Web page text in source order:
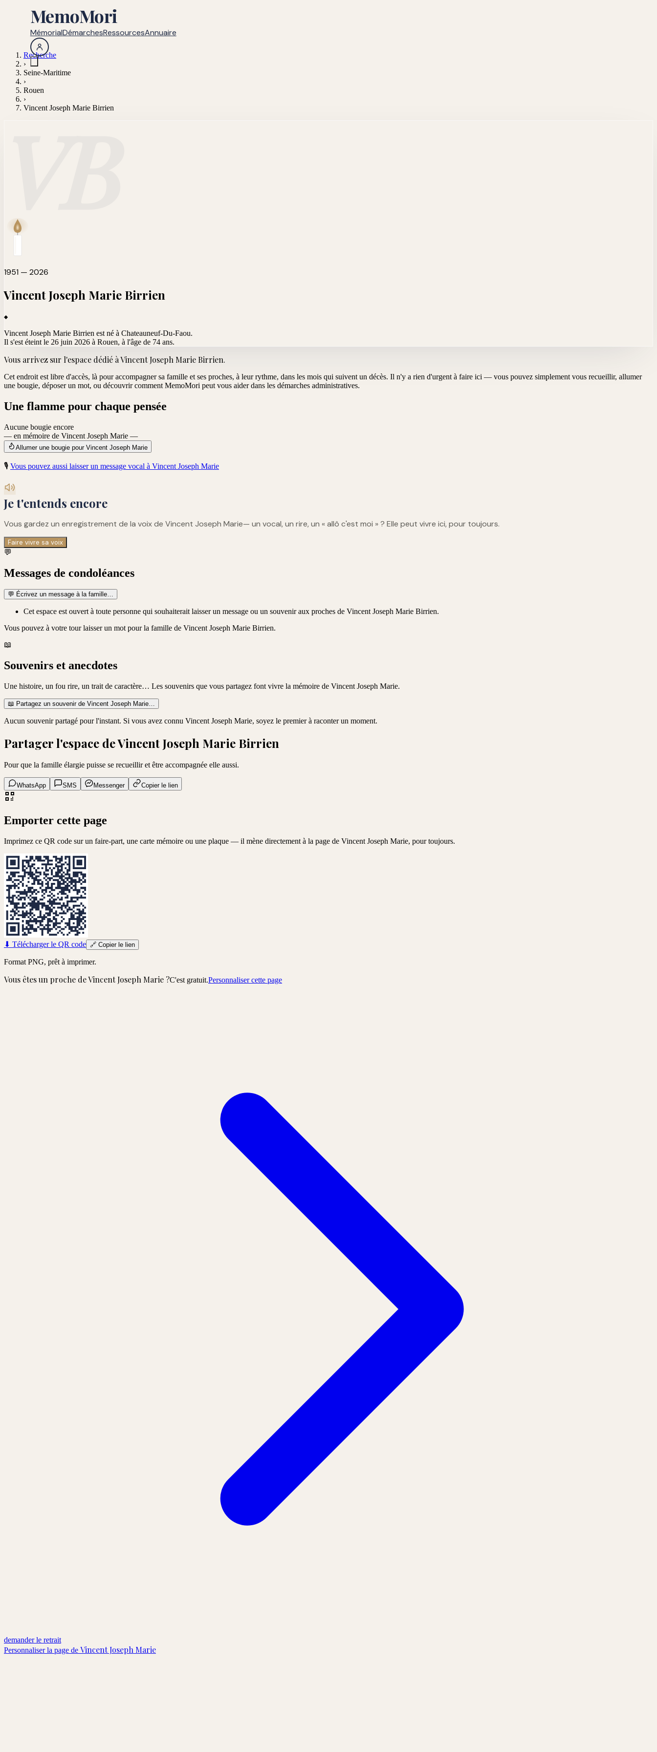
MemoMori
MémorialDémarchesRessourcesAnnuaire
Recherche
›
Seine-Maritime
›
Rouen
›
Vincent Joseph Marie Birrien
1951 — 2026
Vincent Joseph Marie Birrien
Vincent Joseph Marie Birrien est né à Chateauneuf-Du-Faou.
Il s'est éteint le 26 juin 2026 à Rouen, à l'âge de 74 ans.
Vous arrivez sur l'espace dédié àVincent Joseph Marie Birrien.
Cet endroit est libre d'accès, là pour accompagner sa famille et ses proches, à leur rythme, dans les mois qui suivent un décès. Il n'y a rien d'urgent à faire ici — vous pouvez simplement vous recueillir, allumer
une bougie, déposer un mot, ou découvrir comment MemoMori peut vous aider dans les démarches administratives.
Une flamme pour chaque pensée
Aucune bougie encore
— en mémoire de Vincent Joseph Marie —
Allumer une bougie pour Vincent Joseph Marie
🎙️ Vous pouvez aussi laisser un message vocal à Vincent Joseph Marie
Je t'entends encore
Vous gardez un enregistrement de la voix de Vincent Joseph Marie— un vocal, un rire, un « allô c'est moi » ? Elle peut vivre ici, pour toujours.
Faire vivre sa voix
💬
Messages de condoléances
💬 Écrivez un message à la famille…
Cet espace est ouvert à toute personne qui souhaiterait laisser un message ou un souvenir aux proches de Vincent Joseph Marie Birrien.
Vous pouvez à votre tour laisser un mot pour la famille de Vincent Joseph Marie Birrien.
📖
Souvenirs et anecdotes
Une histoire, un fou rire, un trait de caractère… Les souvenirs que vous partagez font vivre la mémoire de Vincent Joseph Marie.
📖 Partagez un souvenir de Vincent Joseph Marie…
Aucun souvenir partagé pour l'instant. Si vous avez connu Vincent Joseph Marie, soyez le premier à raconter un moment.
Partager l'espace deVincent Joseph Marie Birrien
Pour que la famille élargie puisse se recueillir et être accompagnée elle aussi.
WhatsApp SMS Messenger Copier le lien
Emporter cette page
Imprimez ce QR code sur un faire-part, une carte mémoire ou une plaque — il mène directement à la page de Vincent Joseph Marie, pour toujours.
⬇ Télécharger le QR code 🔗 Copier le lien
Format PNG, prêt à imprimer.
Vous êtes un proche deVincent Joseph Marie ?C'est gratuit.Personnaliser cette page
demander le retrait
Personnaliser la page de Vincent Joseph Marie